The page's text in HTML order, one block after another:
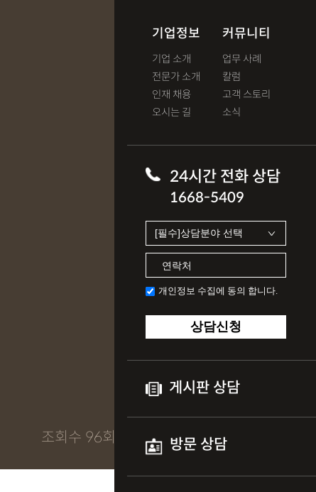
기업정보
기업 소개
전문가 소개
인재 채용
오시는 길
커뮤니티
업무 사례
칼럼
고객 스토리
소식
24시간 전화 상담
1668-5409
개인정보 수집에 동의 합니다.
상담신청
게시판 상담
방문 상담
조회수 96회